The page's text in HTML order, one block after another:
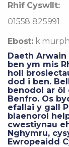
Rhif Cyswllt:
01558 825991
Ebost:
Daeth Arwain
ben ym mis
holl
dod i ben.
benodol ar ôl
Benfro. Os
efallai y gall
blaenorol
cwestiynau
Nghymru,
Ewropeaidd